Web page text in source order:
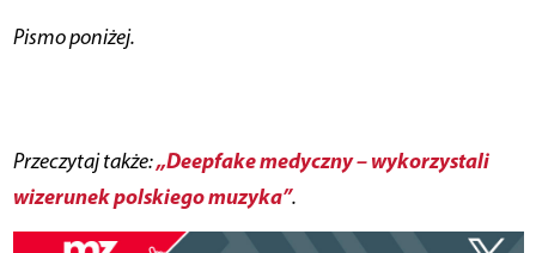
Pismo poniżej.
Przeczytaj także:„Deepfake medyczny – wykorzystali
wizerunek polskiego muzyka”.